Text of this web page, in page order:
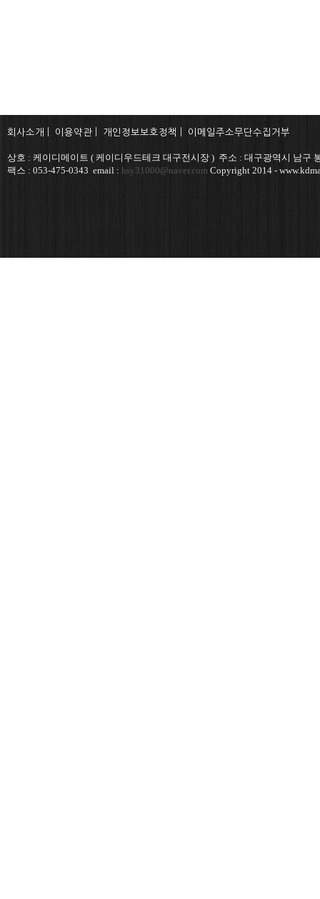
회사소개 이용약관 개인정보보호정책 이메일주소무단수집거부
상호 : 케이디메이트 ( 케이디우드테크 대구전시장 ) 주소 : 대구광역시 남구
팩스 : 053-475-0343 email : hsy31000@naver.com Copyright 2014 -